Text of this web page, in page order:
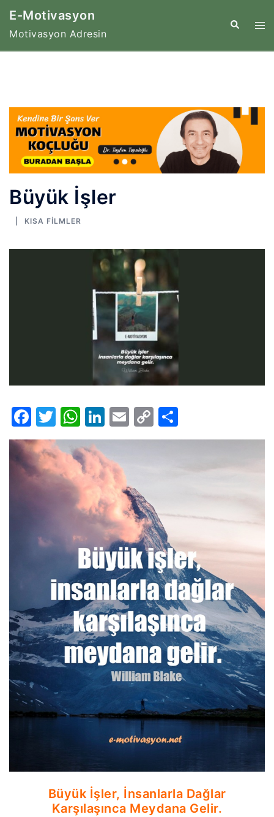
İçeriğe
E-Motivasyon
Motivasyon Adresin
Search
Büyük İşler
KISA FILMLER
Facebook
Twitter
WhatsApp
LinkedIn
Email
Copy
Link
Büyük İşler, İnsanlarla Dağlar
Karşılaşınca Meydana Gelir.